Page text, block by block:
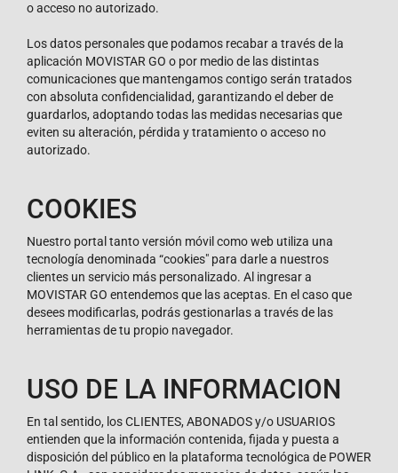
o acceso no autorizado.
Los datos personales que podamos recabar a través de la
aplicación MOVISTAR GO o por medio de las distintas
comunicaciones que mantengamos contigo serán tratados
con absoluta confidencialidad, garantizando el deber de
guardarlos, adoptando todas las medidas necesarias que
eviten su alteración, pérdida y tratamiento o acceso no
autorizado.
COOKIES
Nuestro portal tanto versión móvil como web utiliza una
tecnología denominada “cookies" para darle a nuestros
clientes un servicio más personalizado. Al ingresar a
MOVISTAR GO entendemos que las aceptas. En el caso que
desees modificarlas, podrás gestionarlas a través de las
herramientas de tu propio navegador.
USO DE LA INFORMACION
En tal sentido, los CLIENTES, ABONADOS y/o USUARIOS
entienden que la información contenida, fijada y puesta a
disposición del público en la plataforma tecnológica de POWER